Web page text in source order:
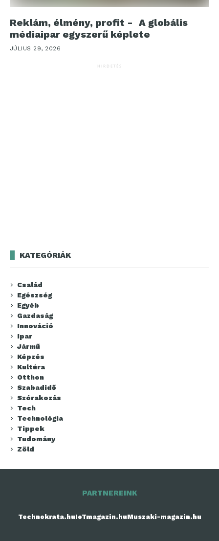
Reklám, élmény, profit - A globális
médiaipar egyszerű képlete
JÚLIUS 29, 2026
HIRDETÉS
KATEGÓRIÁK
Család
Egészség
Egyéb
Gazdaság
Innováció
Ipar
Jármű
Képzés
Kultúra
Otthon
Szabadidő
Szórakozás
Tech
Technológia
Tippek
Tudomány
Zöld
PARTNEREINK
Technokrata.huIoTmagazin.huMuszaki-magazin.hu